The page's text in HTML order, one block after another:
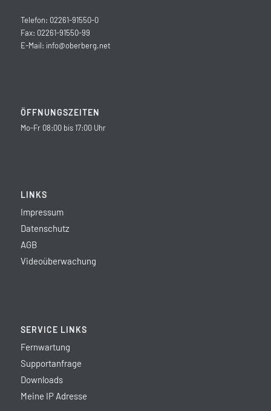
Telefon: 02261-91550-0
Fax: 02261-91550-99
E-Mail: info@oberberg.net
ÖFFNUNGSZEITEN
Mo-Fr 08:00 bis 17:00 Uhr
LINKS
Impressum
Datenschutz
AGB
Videoüberwachung
SERVICE LINKS
Fernwartung
Supportanfrage
Downloads
Meine IP Adresse